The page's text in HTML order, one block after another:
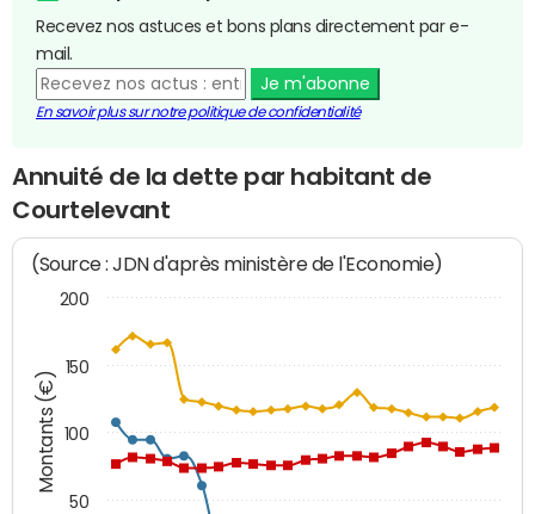
Recevez nos astuces et bons plans directement par e-
mail.
Je m'abonne
En savoir plus sur notre politique de confidentialité
Annuité de la dette par habitant de
Courtelevant
Montants (€)
(Source : JDN d'après ministère de l'Economie)
50
100
150
200